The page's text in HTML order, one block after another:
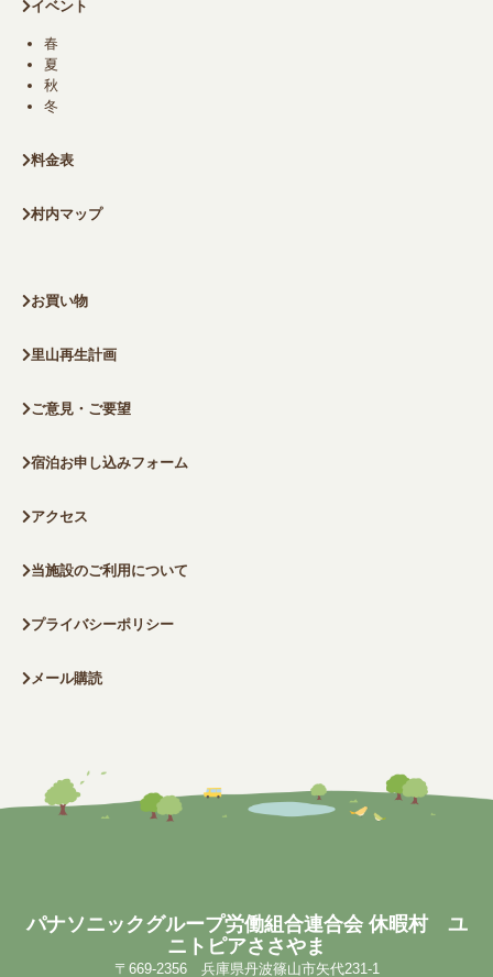
イベント
春
夏
秋
冬
料金表
村内マップ
お買い物
里山再生計画
ご意見・ご要望
宿泊お申し込みフォーム
アクセス
当施設のご利用について
プライバシーポリシー
メール購読
パナソニックグループ労働組合連合会 休暇村 ユ
ニトピアささやま
〒669-2356 兵庫県丹波篠山市矢代231-1